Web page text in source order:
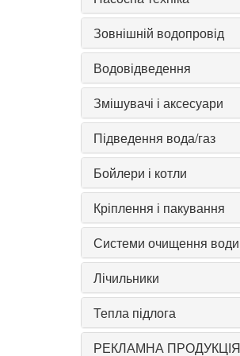
Зовнішній водопровід
Водовідведення
Змішувачі і аксесуари
Підведення вода/газ
Бойлери і котли
Кріплення і пакування
Системи очищення води
Лічильники
Тепла підлога
РЕКЛАМНА ПРОДУКЦІЯ